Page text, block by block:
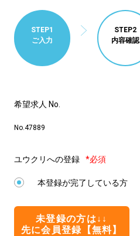
STEP1
ご入力
STEP2
内容確認
希望求人 No.
No.47889
ユウクリへの登録 *必須
本登録が完了している方
未登録の方は↓↓
先に会員登録【無料】